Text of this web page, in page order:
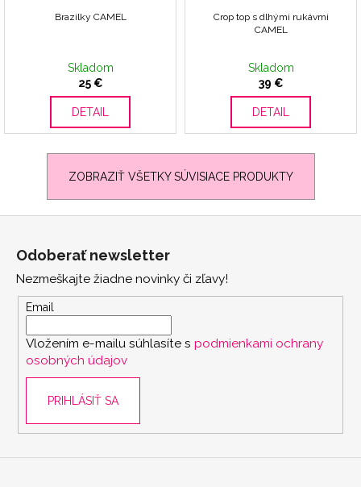
Brazilky CAMEL
Skladom
25 €
DETAIL
Crop top s dlhými rukávmi
CAMEL
Skladom
39 €
DETAIL
ZOBRAZIŤ VŠETKY SÚVISIACE PRODUKTY
Odoberať newsletter
Nezmeškajte žiadne novinky či zľavy!
Email
Vložením e-mailu súhlasíte s podmienkami ochrany
osobných údajov
PRIHLÁSIŤ SA